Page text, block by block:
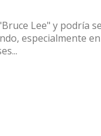
Lee" y podría
especialmente